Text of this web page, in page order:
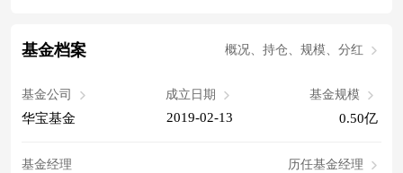
基金档案 概况、持仓、规模、分红
基金公司
华宝基金
成立日期
2019-02-13
基金规模
0.50亿
基金经理 历任基金经理